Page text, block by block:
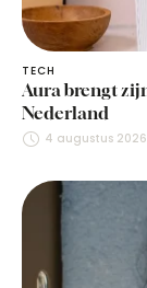
TECH
Aura brengt
Nederland
4 augustus 2026